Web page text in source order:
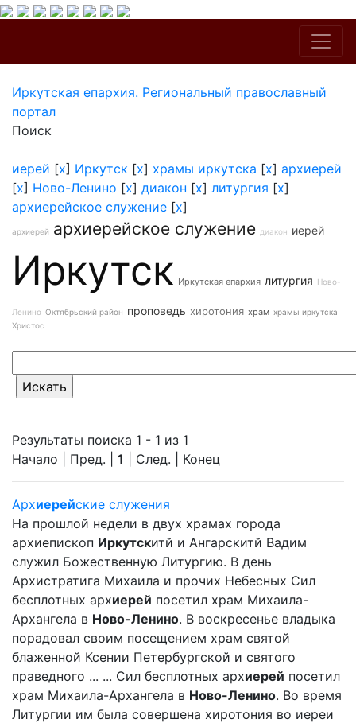
Иркутская епархия. Региональный православный
портал
Поиск
иерей [x] Иркутск [x] храмы иркутска [x] архиерей
[x] Ново-Ленино [x] диакон [x] литургия [x]
архиерейское служение [x]
архиерей архиерейское служение диакон иерей
Иркутск Иркутская епархия литургия Ново-
Ленино Октябрьский район проповедь хиротония храм храмы иркутска
Христос
Результаты поиска 1 - 1 из 1
Начало | Пред. | 1 | След. | Конец
Архиерейские служения
На прошлой недели в двух храмах города
архиепископ Иркутскитй и Ангарскитй Вадим
служил Божественную Литургию. В день
Архистратига Михаила и прочих Небесных Сил
бесплотных архиерей посетил храм Михаила-
Архангела в Ново-Ленино. В воскресенье владыка
порадовал своим посещением храм святой
блаженной Ксении Петербургской и святого
праведного ... ... Сил бесплотных архиерей посетил
храм Михаила-Архангела в Ново-Ленино. Во время
Литургии им была совершена хиротония во иереи